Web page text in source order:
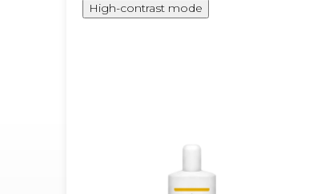
High-contrast mode